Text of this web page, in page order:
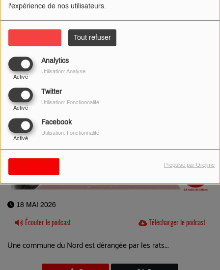
l'expérience de nos utilisateurs.
Tout refuser
Analytics
Activé
Utilisation: Analyse
Twitter
Activé
Utilisation: Fonctionnalité
Facebook
Activé
Utilisation: Fonctionnalité
Propulsé par Orejime
18 MAI 2026
Écouter le podcast Télécharger le podcast
Une commune du Nord est dérangée par les rats...